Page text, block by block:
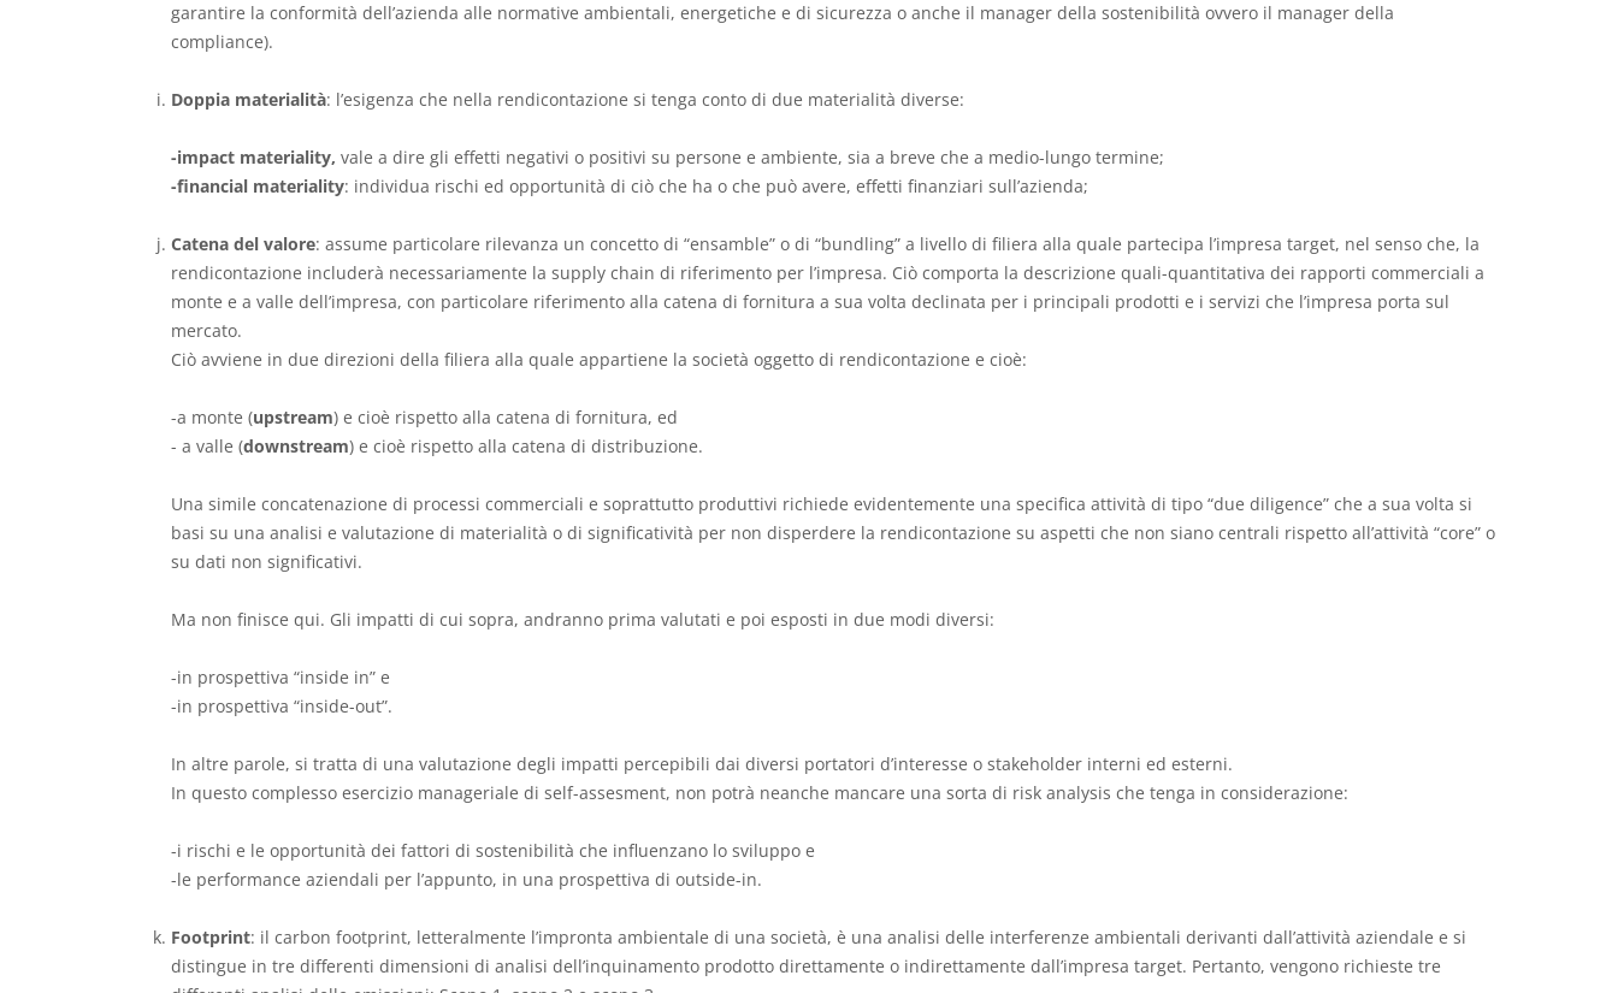
garantire la conformità dell’azienda alle normative ambientali, energetiche e di sicurezza o anche il manager della sostenibilità ovvero il manager della
compliance).
Doppia materialità: l’esigenza che nella rendicontazione si tenga conto di due materialità diverse:
-impact materiality, vale a dire gli effetti negativi o positivi su persone e ambiente, sia a breve che a medio-lungo termine;
-financial materiality: individua rischi ed opportunità di ciò che ha o che può avere, effetti finanziari sull’azienda;
Catena del valore: assume particolare rilevanza un concetto di “ensamble” o di “bundling” a livello di filiera alla quale partecipa l’impresa target, nel senso che, la
rendicontazione includerà necessariamente la supply chain di riferimento per l’impresa. Ciò comporta la descrizione quali-quantitativa dei rapporti commerciali a
monte e a valle dell’impresa, con particolare riferimento alla catena di fornitura a sua volta declinata per i principali prodotti e i servizi che l’impresa porta sul
mercato.
Ciò avviene in due direzioni della filiera alla quale appartiene la società oggetto di rendicontazione e cioè:
-a monte (upstream) e cioè rispetto alla catena di fornitura, ed
- a valle (downstream) e cioè rispetto alla catena di distribuzione.
Una simile concatenazione di processi commerciali e soprattutto produttivi richiede evidentemente una specifica attività di tipo “due diligence” che a sua volta si
basi su una analisi e valutazione di materialità o di significatività per non disperdere la rendicontazione su aspetti che non siano centrali rispetto all’attività “core” o
su dati non significativi.
Ma non finisce qui. Gli impatti di cui sopra, andranno prima valutati e poi esposti in due modi diversi:
-in prospettiva “inside in” e
-in prospettiva “inside-out”.
In altre parole, si tratta di una valutazione degli impatti percepibili dai diversi portatori d’interesse o stakeholder interni ed esterni.
In questo complesso esercizio manageriale di self-assesment, non potrà neanche mancare una sorta di risk analysis che tenga in considerazione:
-i rischi e le opportunità dei fattori di sostenibilità che influenzano lo sviluppo e
-le performance aziendali per l’appunto, in una prospettiva di outside-in.
Footprint: il carbon footprint, letteralmente l’impronta ambientale di una società, è una analisi delle interferenze ambientali derivanti dall’attività aziendale e si
distingue in tre differenti dimensioni di analisi dell’inquinamento prodotto direttamente o indirettamente dall’impresa target. Pertanto, vengono richieste tre